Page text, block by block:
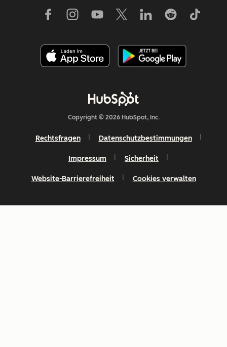
Copyright © 2026 HubSpot, Inc.
Rechtsfragen Datenschutzbestimmungen
Impressum Sicherheit
Website-Barrierefreiheit Cookies verwalten